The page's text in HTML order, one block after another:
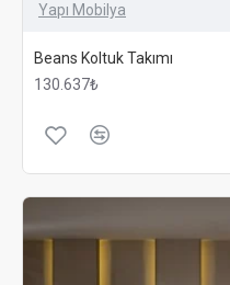
Yapı Mobilya
Beans Koltuk Takımı
130.637₺